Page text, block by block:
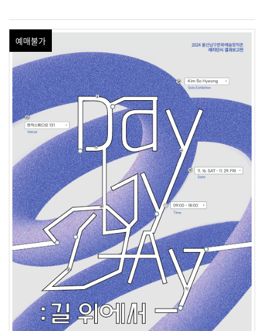
예매불가